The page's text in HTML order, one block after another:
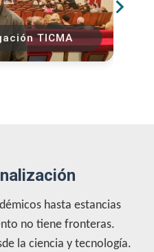
​TICMA​
hasta estancias
no tiene fronteras.
la ciencia y tecnología.